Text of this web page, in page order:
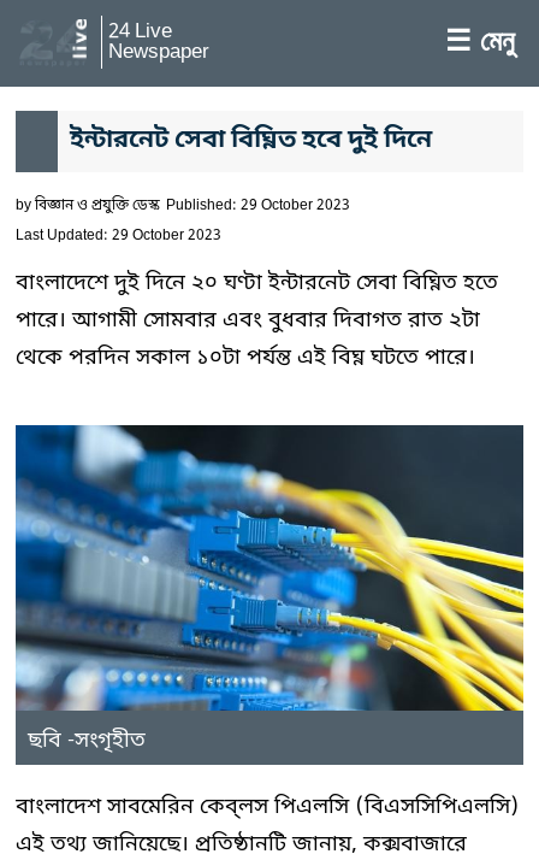
24 Live
Newspaper ☰ মেনু
ইন্টারনেট সেবা বিঘ্নিত হবে দুই দিনে
byবিজ্ঞান ও প্রযুক্তি ডেস্ক Published: 29 October 2023
Last Updated: 29 October 2023
বাংলাদেশে দুই দিনে ২০ ঘণ্টা ইন্টারনেট সেবা বিঘ্নিত হতে
পারে। আগামী সোমবার এবং বুধবার দিবাগত রাত ২টা
থেকে পরদিন সকাল ১০টা পর্যন্ত এই বিঘ্ন ঘটতে পারে।
ছবি -সংগৃহীত
বাংলাদেশ সাবমেরিন কেব্‌লস পিএলসি (বিএসসিপিএলসি)
এই তথ্য জানিয়েছে। প্রতিষ্ঠানটি জানায়, কক্সবাজারে